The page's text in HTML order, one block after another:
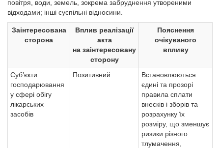
повітря, води, земель, зокрема забруднення утвореними
відходами; інші суспільні відносини.
Заінтересована
сторона
Вплив реалізації
акта
на заінтересовану
сторону
Пояснення
очікуваного
впливу
Суб’єкти
господарювання
у сфері обігу
лікарських
засобів
Позитивний
Встановлюються
єдині та прозорі
правила сплати
внесків і зборів та
розрахунку їх
розміру, що зменшує
ризики різного
тлумачення,